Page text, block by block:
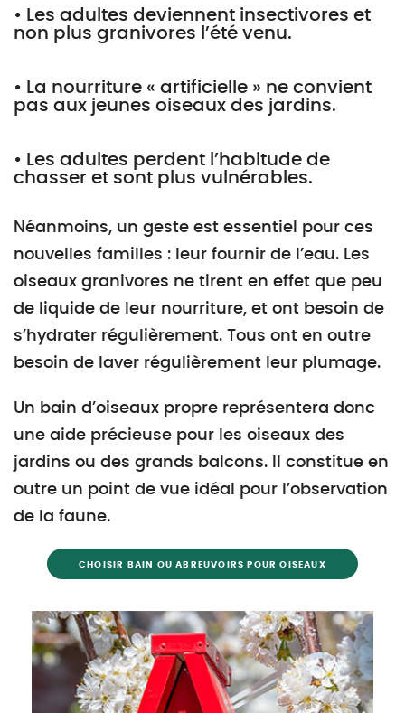
• Les adultes deviennent insectivores et
non plus granivores l’été venu.
• La nourriture « artificielle » ne convient
pas aux jeunes oiseaux des jardins.
• Les adultes perdent l’habitude de
chasser et sont plus vulnérables.
Néanmoins, un geste est essentiel pour ces
nouvelles familles : leur fournir de l’eau. Les
oiseaux granivores ne tirent en effet que peu
de liquide de leur nourriture, et ont besoin de
s’hydrater régulièrement. Tous ont en outre
besoin de laver régulièrement leur plumage.
Un bain d’oiseaux propre représentera donc
une aide précieuse pour les oiseaux des
jardins ou des grands balcons. Il constitue en
outre un point de vue idéal pour l’observation
de la faune.
CHOISIR BAIN OU ABREUVOIRS POUR OISEAUX